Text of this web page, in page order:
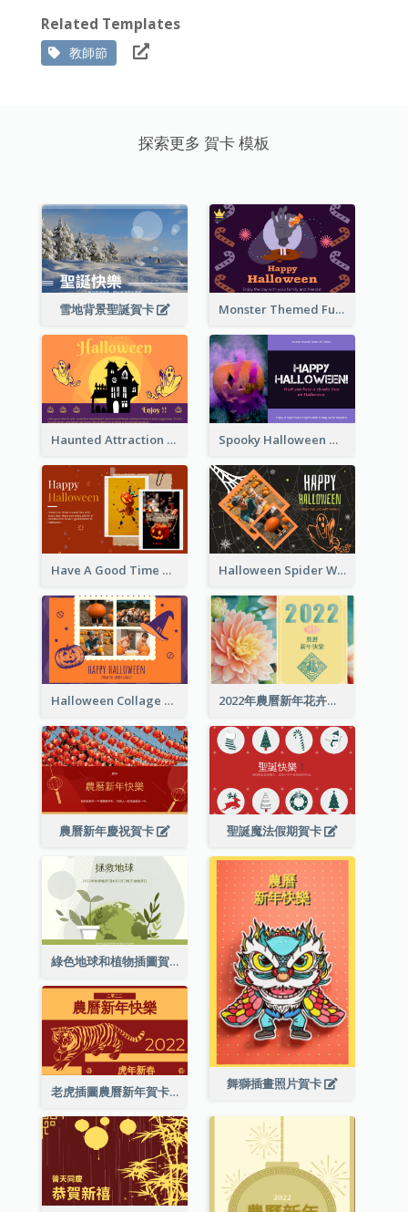
Related Templates
教師節
探索更多 賀卡 模板
雪地背景聖誕賀卡 Monster Themed Fun Halloween Greeting Card
Haunted Attraction Themed Halloween Card Spooky Halloween Greeting Card
Have A Good Time This Halloween Greeting Card Halloween Spider Web Greeting Card
Halloween Collage Greeting Card 2022年農曆新年花卉照片賀卡
農曆新年慶祝賀卡 聖誕魔法假期賀卡
綠色地球和植物插圖賀卡
舞獅插畫照片賀卡
老虎插圖農曆新年賀卡